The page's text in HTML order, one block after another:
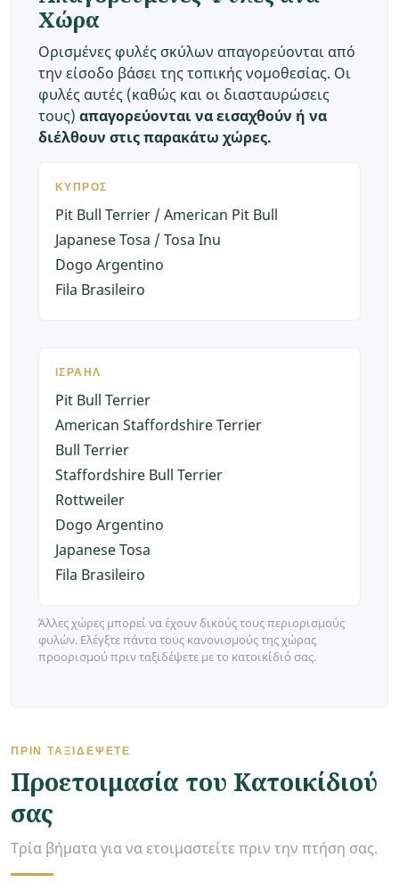
Χώρα
Ορισμένες φυλές σκύλων απαγορεύονται από
την είσοδο βάσει της τοπικής νομοθεσίας. Οι
φυλές αυτές (καθώς και οι διασταυρώσεις
τους) απαγορεύονται να εισαχθούν ή να
διέλθουν στις παρακάτω χώρες.
ΚΎΠΡΟΣ
Pit Bull Terrier / American Pit Bull
Japanese Tosa / Tosa Inu
Dogo Argentino
Fila Brasileiro
ΙΣΡΑΉΛ
Pit Bull Terrier
American Staffordshire Terrier
Bull Terrier
Staffordshire Bull Terrier
Rottweiler
Dogo Argentino
Japanese Tosa
Fila Brasileiro
Άλλες χώρες μπορεί να έχουν δικούς τους περιορισμούς
φυλών. Ελέγξτε πάντα τους κανονισμούς της χώρας
προορισμού πριν ταξιδέψετε με το κατοικίδιό σας.
ΠΡΙΝ ΤΑΞΙΔΈΨΕΤΕ
Προετοιμασία του Κατοικίδιού
σας
Τρία βήματα για να ετοιμαστείτε πριν την πτήση σας.